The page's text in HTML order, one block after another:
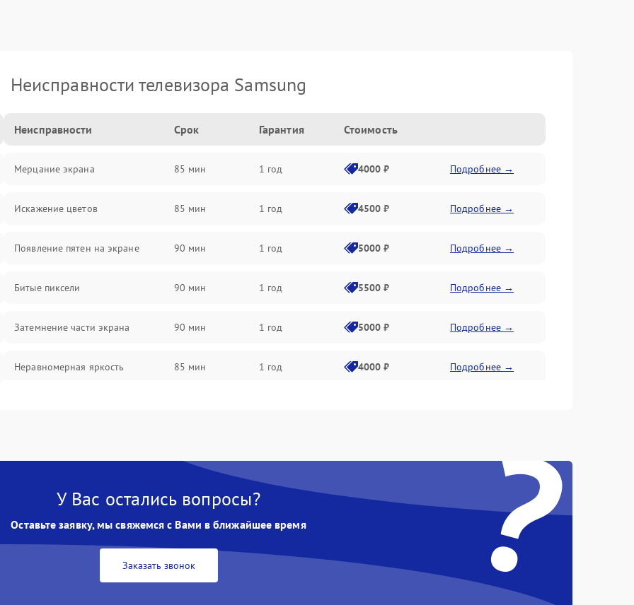
Неисправности телевизора Samsung
Неисправности Срок Гарантия Стоимость
Мерцание экрана 85 мин 1 год 4000 ₽ Подробнее →
Искажение цветов 85 мин 1 год 4500 ₽ Подробнее →
Появление пятен на экране 90 мин 1 год 5000 ₽ Подробнее →
Битые пиксели 90 мин 1 год 5500 ₽ Подробнее →
Затемнение части экрана 90 мин 1 год 5000 ₽ Подробнее →
Неравномерная яркость 85 мин 1 год 4000 ₽ Подробнее →
?
У Вас остались вопросы?
Оставьте заявку, мы свяжемся с Вами в ближайшее время
Заказать звонок